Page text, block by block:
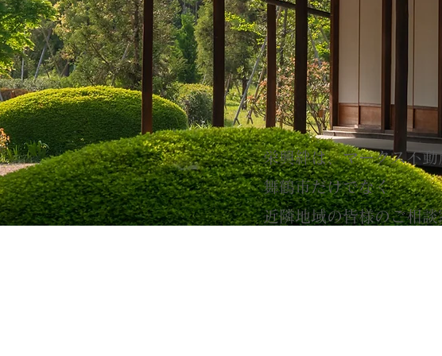
栄興絆は、マークス不
舞鶴市だけでなく
近隣地域の皆様のご相